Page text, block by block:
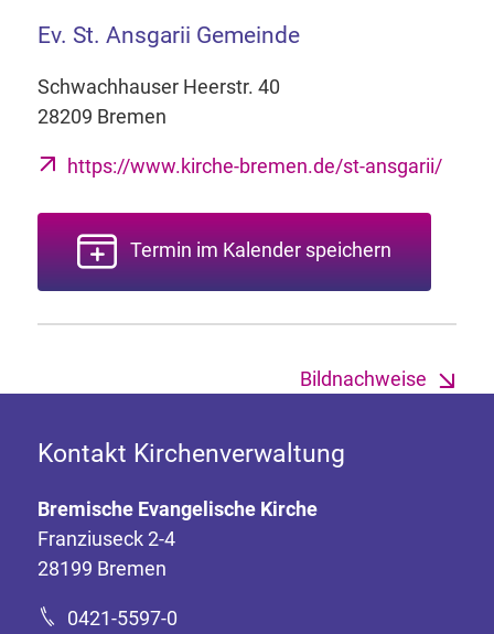
Ev. St. Ansgarii Gemeinde
Schwachhauser Heerstr. 40
28209 Bremen
https://www.kirche-bremen.de/st-ansgarii/
Termin im Kalender speichern
Bildnachweise
Kontakt Kirchenverwaltung
Bremische Evangelische Kirche
Franziuseck 2-4
28199 Bremen
0421-5597-0